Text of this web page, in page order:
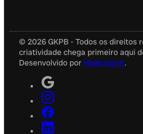
© 2026 GKPB - Todos os direitos
criatividade chega primeiro aqui
Desenvolvido por Hiperstorm.